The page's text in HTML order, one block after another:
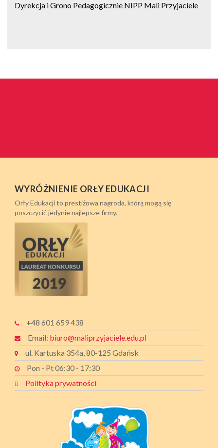
Dyrekcja i Grono Pedagogicznie NIPP Mali Przyjaciele
WYRÓŻNIENIE ORŁY EDUKACJI
Orły Edukacji to prestiżowa nagroda, którą mogą się
poszczycić jedynie najlepsze firmy.
+48 601 659 438
Email: biuro@maliprzyjaciele.edu.pl
ul. Kartuska 354a, 80-125 Gdańsk
Pon - Pt 06:30 - 17:30
Polityka prywatności